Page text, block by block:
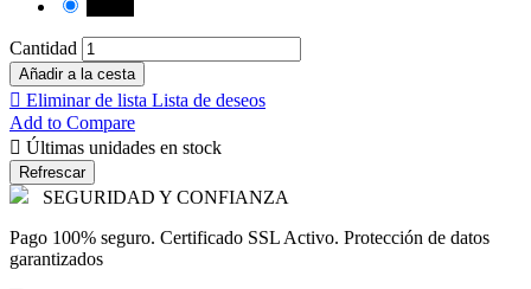
Cantidad
Añadir a la cesta
 Eliminar de lista Lista de deseos
Add to Compare
 Últimas unidades en stock
SEGURIDAD Y CONFIANZA
Pago 100% seguro. Certificado SSL Activo. Protección de datos
garantizados